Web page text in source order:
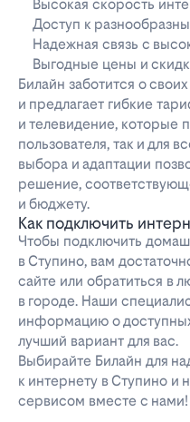
Высокая скорость
Доступ к
Надежная связь с
Выгодные цены и
Билайн заботится о
и предлагает гибкие
и телевидение, которые
пользователя, так и для
выбора и адаптации
решение,
и бюджету.
Как подключить
Чтобы подключить
в Ступино, вам
сайте или обратиться в
в городе. Наши
информацию о
лучший вариант для вас.
Выбирайте Билайн для
к интернету в Ступино и
сервисом вместе с нами!